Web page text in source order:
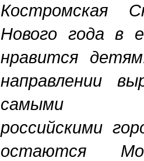
Костромская
Нового года в
нравится
направлении
самыми
российскими
остаются